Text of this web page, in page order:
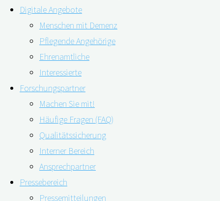
Digitale Angebote
Menschen mit Demenz
Pflegende Angehörige
Ehrenamtliche
Interessierte
Forschungspartner
Machen Sie mit!
Häufige Fragen (FAQ)
Qualitätssicherung
Interner Bereich
Ansprechpartner
Pressebereich
Pressemitteilungen
Interdisziplinäres Zentrum für HTA und Public Health
Schwabachanlage 6 | 91054 Erlangen
E-Mail:info@digidem-bayern.de
Impressum
Datenschutz
Zum Inhalt springen
Werkzeugleiste öffnen
Barrierefreiheit Werkzeuge
Text vergrößern